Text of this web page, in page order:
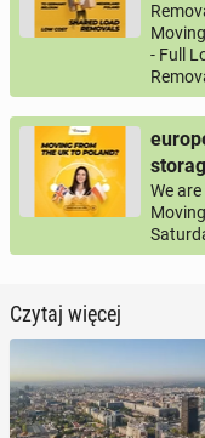
- Full
We
Czytaj więcej